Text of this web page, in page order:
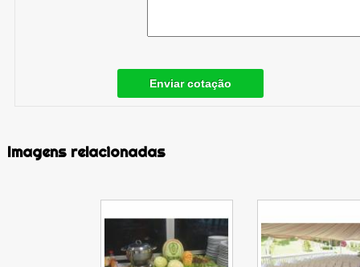
Enviar cotação
Imagens relacionadas